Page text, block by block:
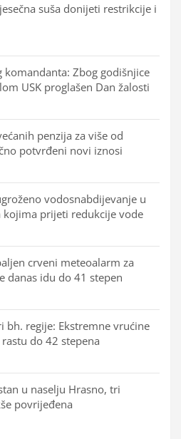
suša donijeti restrikcije i
komandanta: Zbog godišnjice
USK proglašen Dan žalosti
penzija za više od
potvrđeni novi iznosi
vodosnabdijevanje u
kojima prijeti redukcije vode
crveni meteoalarm za
danas idu do 41 stepen
bh. regije: Ekstremne vrućine
do 42 stepena
u naselju Hrasno, tri
povrijeđena